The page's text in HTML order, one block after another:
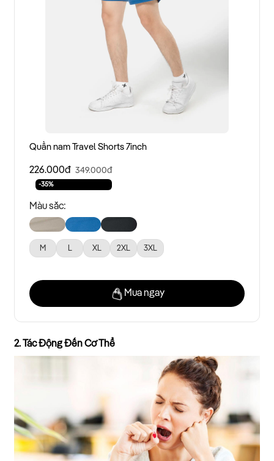
Quần nam Travel Shorts 7inch
226.000đ 349.000đ
-35%
Màu sắc:
M L XL 2XL 3XL
Mua ngay
2. Tác Động Đến Cơ Thể